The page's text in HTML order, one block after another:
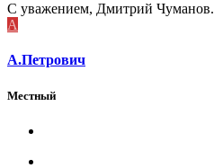
С уважением, Дмитрий Чуманов.
А
А.Петрович
Местный